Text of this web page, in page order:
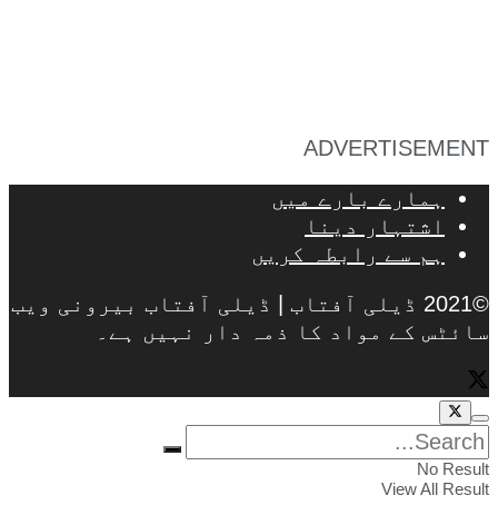
ADVERTISEMENT
ہمارے بارے میں
اشتہار دینا
ہم سے رابطہ کریں
©2021 ڈیلی آفتاب | ڈیلی آفتاب بیرونی ویب
سائٹس کے مواد کا ذمہ دار نہیں ہے۔
No Result
View All Result